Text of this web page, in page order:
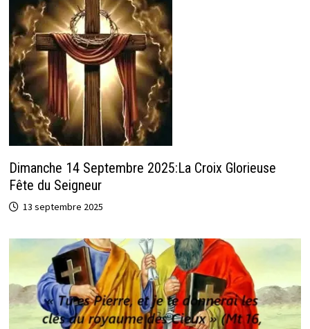
Dimanche 14 Septembre 2025:La Croix Glorieuse
Fête du Seigneur
13 septembre 2025